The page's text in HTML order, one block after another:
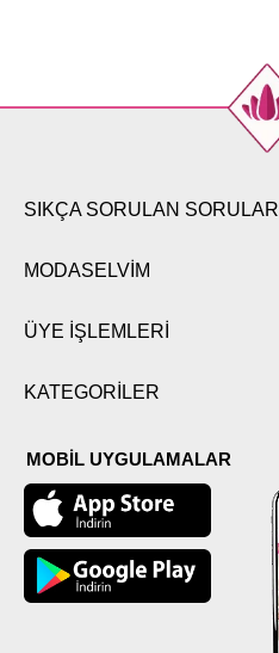
50
SIKÇA SORULAN SORULAR
MODASELVİM
ÜYE İŞLEMLERİ
KATEGORİLER
MOBİL UYGULAMALAR